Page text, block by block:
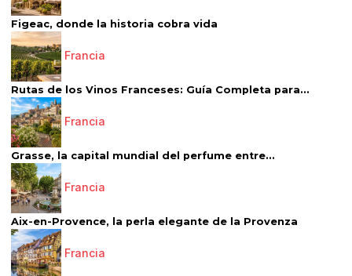
Figeac, donde la historia cobra vida
Francia
Rutas de los Vinos Franceses: Guía Completa para...
Francia
Grasse, la capital mundial del perfume entre...
Francia
Aix-en-Provence, la perla elegante de la Provenza
Francia